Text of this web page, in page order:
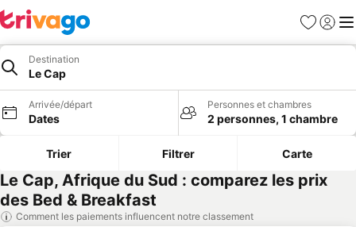
Favoris
Se
Destination
Le Cap
Arrivée/départ
Dates
Personnes et chambres
2 personnes, 1 chambre
Trier Filtrer Carte
Le Cap, Afrique du Sud : comparez les prix
des Bed & Breakfast
Comment les paiements influencent notre classement